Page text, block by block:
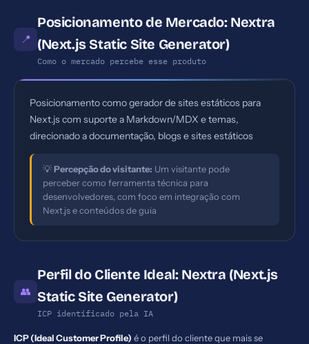
📍
Posicionamento de Mercado: Nextra
(Next.js Static Site Generator)
Como o mercado percebe esse produto
Posicionamento como gerador de sites estáticos para
Next.js com suporte a Markdown/MDX e temas,
direcionado a documentação, blogs e sites estáticos
💡Percepção do visitante: Um visitante pode
perceber como ferramenta técnica para
desenvolvedores, com foco em integração com
Next.js e conteúdos de guia
👥
Perfil do Cliente Ideal: Nextra (Next.js
Static Site Generator)
ICP identificado pela IA
ICP (Ideal Customer Profile) é o perfil do cliente que mais se